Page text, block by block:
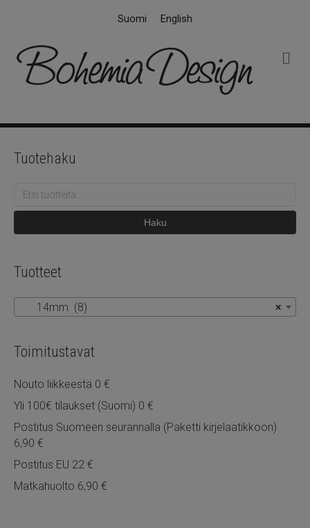
Suomi English
k
Tuotehaku
Etsi:
Haku
Tuotteet
×
14mm (8)
Toimitustavat
Nouto liikkeestä 0 €
Yli 100€ tilaukset (Suomi) 0 €
Postitus Suomeen seurannalla (Paketti kirjelaatikkoon)
6,90 €
Postitus EU 22 €
Matkahuolto 6,90 €